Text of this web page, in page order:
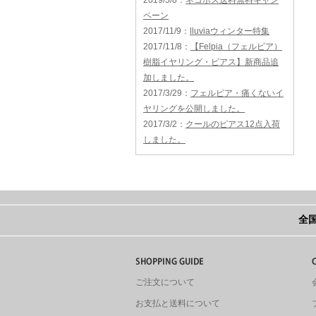
ペーン
2017/11/9 ：
lluviaウィンター特集
2017/11/8 ：
【Felpia（フェルピア）
樹脂イヤリング・ピアス】新商品追
加しました。
2017/3/29 ： フェルピア・痛くないイ
ヤリングを公開しました。
2017/3/2 ： クールのピアス12点入荷
しました。
全
ご注文について
お支払と送料について